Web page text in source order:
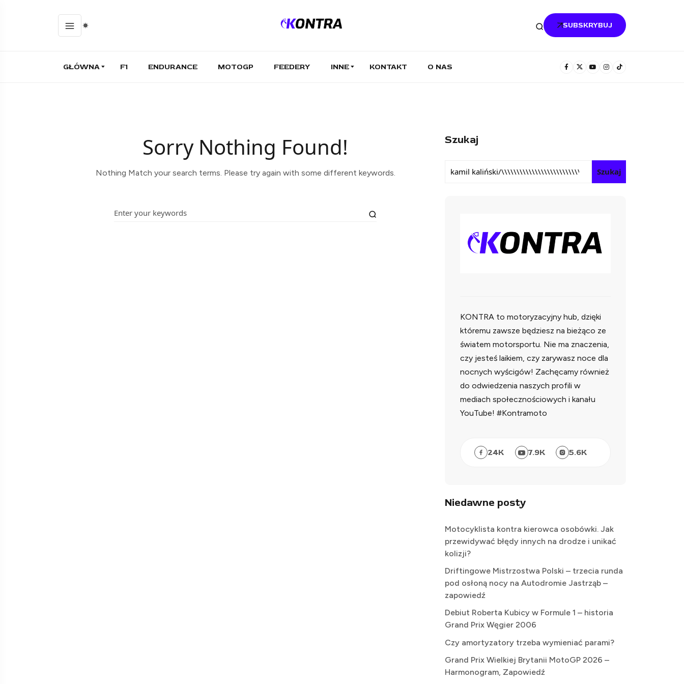
SUBSKRYBUJ
GŁÓWNA F1 ENDURANCE MOTOGP FEEDERY INNE KONTAKT O NAS
Sorry Nothing Found!
Nothing Match your search terms. Please try again with some different keywords.
Szukaj
Szukaj
KONTRA to motoryzacyjny hub, dzięki
któremu zawsze będziesz na bieżąco ze
światem motorsportu. Nie ma znaczenia,
czy jesteś laikiem, czy zarywasz noce dla
nocnych wyścigów! Zachęcamy również
do odwiedzenia naszych profili w
mediach społecznościowych i kanału
YouTube! #Kontramoto
24K 7.9K 5.6K
Niedawne posty
Motocyklista kontra kierowca osobówki. Jak
przewidywać błędy innych na drodze i unikać
kolizji?
Driftingowe Mistrzostwa Polski – trzecia runda
pod osłoną nocy na Autodromie Jastrząb –
zapowiedź
Debiut Roberta Kubicy w Formule 1 – historia
Grand Prix Węgier 2006
Czy amortyzatory trzeba wymieniać parami?
Grand Prix Wielkiej Brytanii MotoGP 2026 –
Harmonogram, Zapowiedź